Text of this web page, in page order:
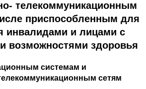
телекоммуникационным
приспособленным для
инвалидами и лицами с
возможностями здоровья
системам и
сетям